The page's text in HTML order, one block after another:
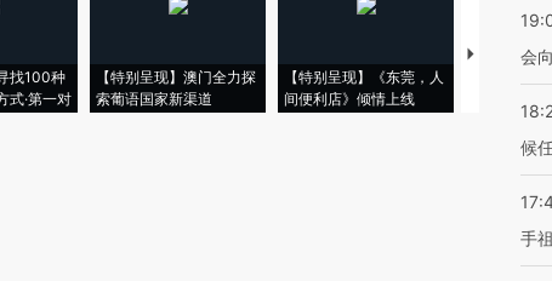
找100种
式·第一对
【特别呈现】澳门全力探
索葡语国家新渠道
【特别呈现】《东莞，人
间便利店》倾情上线
【推广】走
会
候
手